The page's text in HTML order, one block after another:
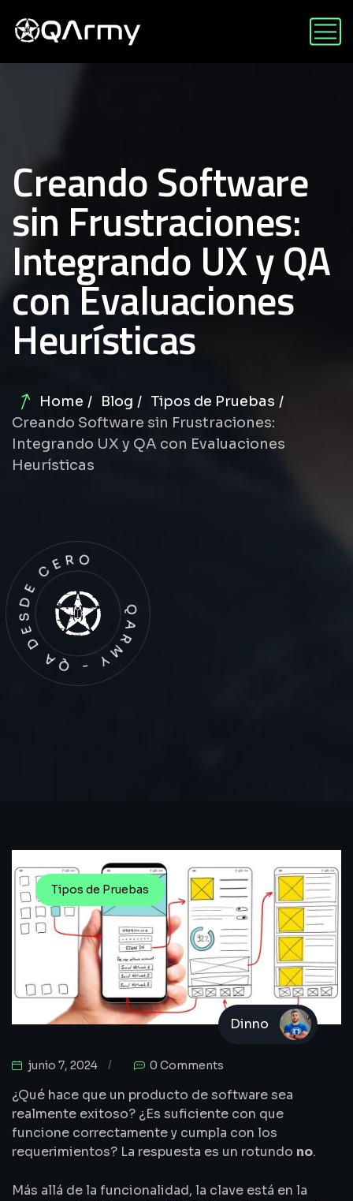
Creando Software
sin Frustraciones:
Integrando UX y QA
con Evaluaciones
Heurísticas
Home Blog
Tipos de Pruebas
Creando Software sin Frustraciones:
Integrando UX y QA con Evaluaciones
Heurísticas
QARMY - QA DESDE CERO
Tipos de Pruebas
Dinno
junio 7, 2024 0 Comments
¿Qué hace que un producto de software sea
realmente exitoso? ¿Es suficiente con que
funcione correctamente y cumpla con los
requerimientos? La respuesta es un rotundo no.
Más allá de la funcionalidad, la clave está en la